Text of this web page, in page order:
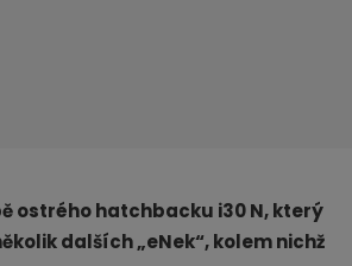
ostrého hatchbacku i30 N, který
dalších„eNek“, kolem nichž